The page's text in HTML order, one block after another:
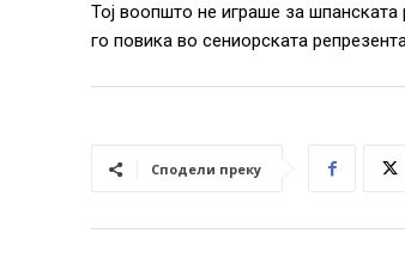
Тој воопшто не играше за
го повика во сениорската
Сподели преку